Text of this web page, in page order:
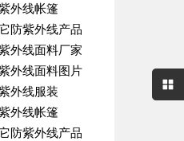
外线帐篷
防紫外线产品
外线面料厂家
外线面料图片
外线服装
外线帐篷
防紫外线产品